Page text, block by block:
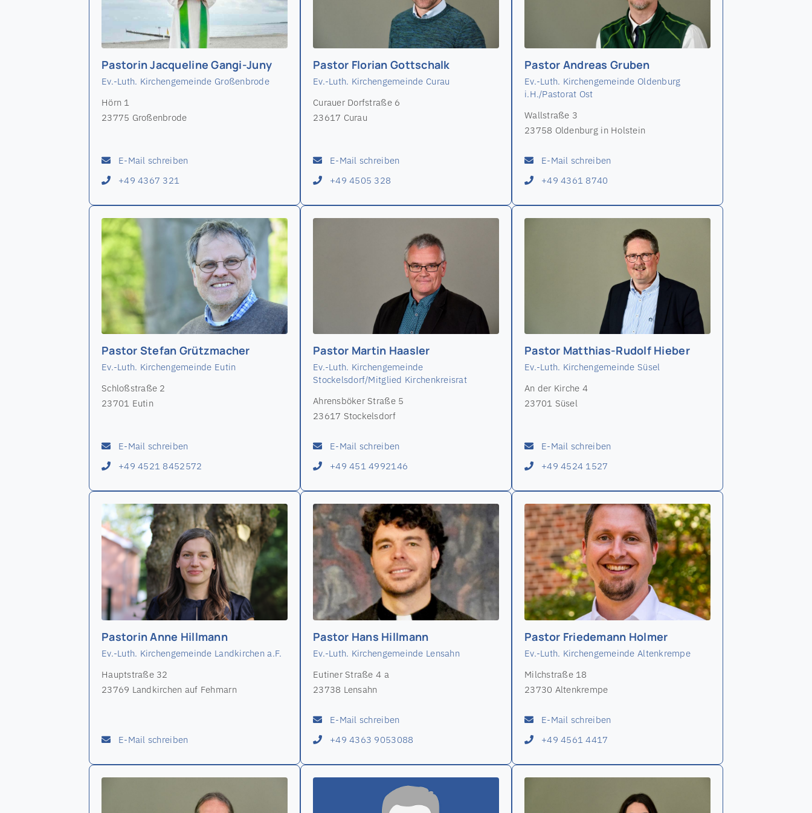
Pastorin Jacqueline Gangi-Juny
Ev.-Luth. Kirchengemeinde Großenbrode
Hörn 1
23775 Großenbrode
E-Mail schreiben
+49 4367 321
Pastor Florian Gottschalk
Ev.-Luth. Kirchengemeinde Curau
Curauer Dorfstraße 6
23617 Curau
E-Mail schreiben
+49 4505 328
Pastor Andreas Gruben
Ev.-Luth. Kirchengemeinde Oldenburg
i.H./Pastorat Ost
Wallstraße 3
23758 Oldenburg in Holstein
E-Mail schreiben
+49 4361 8740
Pastor Stefan Grützmacher
Ev.-Luth. Kirchengemeinde Eutin
Schloßstraße 2
23701 Eutin
E-Mail schreiben
+49 4521 8452572
Pastor Martin Haasler
Ev.-Luth. Kirchengemeinde
Stockelsdorf/Mitglied Kirchenkreisrat
Ahrensböker Straße 5
23617 Stockelsdorf
E-Mail schreiben
+49 451 4992146
Pastor Matthias-Rudolf Hieber
Ev.-Luth. Kirchengemeinde Süsel
An der Kirche 4
23701 Süsel
E-Mail schreiben
+49 4524 1527
Pastorin Anne Hillmann
Ev.-Luth. Kirchengemeinde Landkirchen a.F.
Hauptstraße 32
23769 Landkirchen auf Fehmarn
E-Mail schreiben
Pastor Hans Hillmann
Ev.-Luth. Kirchengemeinde Lensahn
Eutiner Straße 4 a
23738 Lensahn
E-Mail schreiben
+49 4363 9053088
Pastor Friedemann Holmer
Ev.-Luth. Kirchengemeinde Altenkrempe
Milchstraße 18
23730 Altenkrempe
E-Mail schreiben
+49 4561 4417